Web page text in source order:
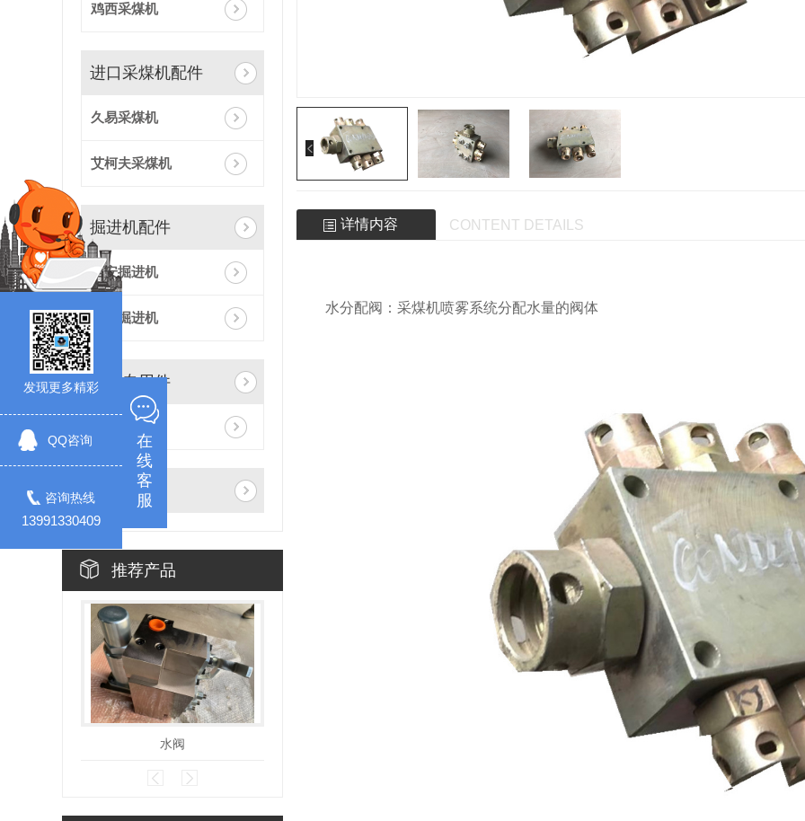
鸡西采煤机
进口采煤机配件
久易采煤机
艾柯夫采煤机
掘进机配件
西安掘进机
三一掘进机
其它专用件
其它专用件
仓库展示
推荐产品
水阀
详情内容 CONTENT DETAILS
水分配阀：采煤机喷雾系统分配水量的阀体
发现更多精彩
QQ咨询
咨询热线
13991330409
在
线
客
服